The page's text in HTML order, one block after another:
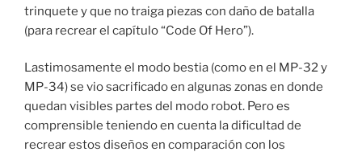
trinquete y que no traiga piezas con daño de batalla
(para recrear el capítulo “Code Of Hero”).
Lastimosamente el modo bestia (como en el MP-32 y
MP-34) se vio sacrificado en algunas zonas en donde
quedan visibles partes del modo robot. Pero es
comprensible teniendo en cuenta la dificultad de
recrear estos diseños en comparación con los